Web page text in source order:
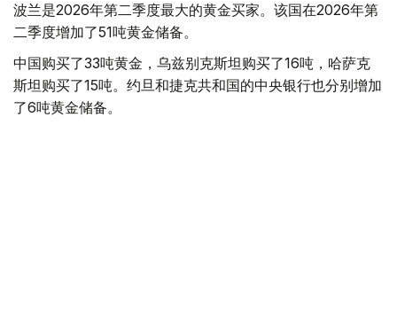
波兰是2026年第二季度最大的黄金买家。该国在2026年第
二季度增加了51吨黄金储备。
中国购买了33吨黄金，乌兹别克斯坦购买了16吨，哈萨克
斯坦购买了15吨。约旦和捷克共和国的中央银行也分别增加
了6吨黄金储备。